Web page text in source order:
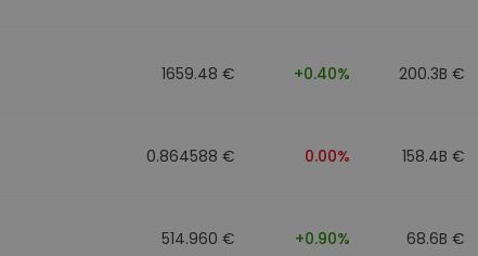
1659.48 € +0.40% 200.3B €
0.864588 € 0.00% 158.4B €
514.960 € +0.90% 68.6B €